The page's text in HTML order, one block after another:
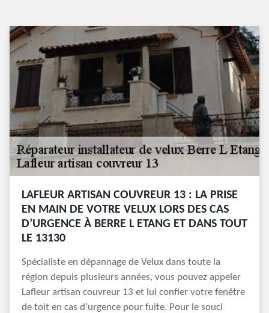
LAFLEUR ARTISAN COUVREUR 13 : LA PRISE
EN MAIN DE VOTRE VELUX LORS DES CAS
D’URGENCE À BERRE L ETANG ET DANS TOUT
LE 13130
Spécialiste en dépannage de Velux dans toute la
région depuis plusieurs années, vous pouvez appeler
Lafleur artisan couvreur 13 et lui confier votre fenêtre
de toit en cas d’urgence pour fuite. Pour le souci